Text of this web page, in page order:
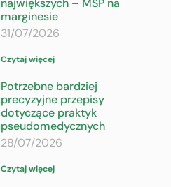
największych – MŚP na
marginesie
31/07/2026
Czytaj więcej
Potrzebne bardziej
precyzyjne przepisy
dotyczące praktyk
pseudomedycznych
28/07/2026
Czytaj więcej